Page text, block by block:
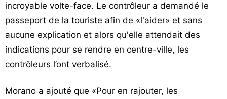
incroyable volte-face. Le contrôleur a demandé le
passeport de la touriste afin de «l'aider» et sans
aucune explication et alors qu'elle attendait des
indications pour se rendre en centre-ville, les
contrôleurs l’ont verbalisé.
Morano a ajouté que «Pour en rajouter, les